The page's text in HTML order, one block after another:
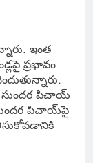
ఇంత
ప్రభావం
పిచాయ్
పిచాయ్‌పై